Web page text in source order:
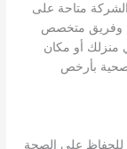
متاحة على
وفريق متخصص
منزلك أو مكان
بأرخص
للحفاظ على الصحة